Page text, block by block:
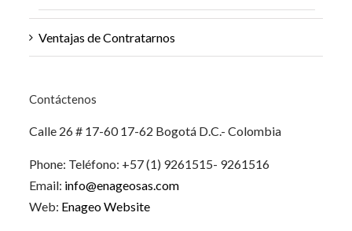
Ventajas de Contratarnos
Contáctenos
Calle 26 # 17-60 17-62 Bogotá D.C.- Colombia
Phone: Teléfono: +57 (1) 9261515- 9261516
Email: info@enageosas.com
Web: Enageo Website